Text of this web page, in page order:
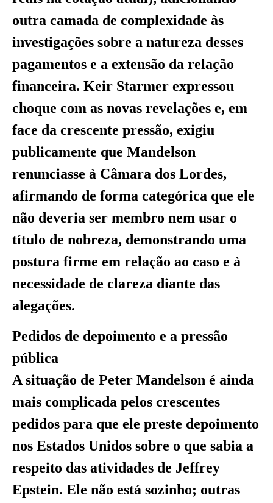
outra camada de complexidade às
investigações sobre a natureza desses
pagamentos e a extensão da relação
financeira. Keir Starmer expressou
choque com as novas revelações e, em
face da crescente pressão, exigiu
publicamente que Mandelson
renunciasse à Câmara dos Lordes,
afirmando de forma categórica que ele
não deveria ser membro nem usar o
título de nobreza, demonstrando uma
postura firme em relação ao caso e à
necessidade de clareza diante das
alegações.
Pedidos de depoimento e a pressão
pública
A situação de Peter Mandelson é ainda
mais complicada pelos crescentes
pedidos para que ele preste depoimento
nos Estados Unidos sobre o que sabia a
respeito das atividades de Jeffrey
Epstein. Ele não está sozinho; outras